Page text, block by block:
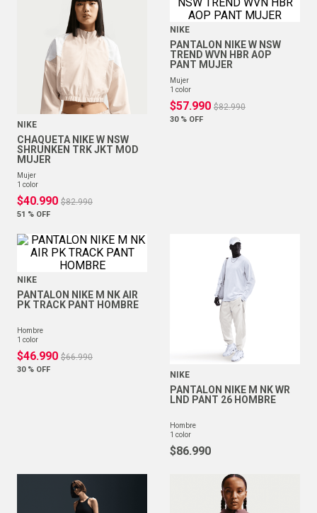
NIKE
CHAQUETA NIKE W NSW
SHRUNKEN TRK JKT MOD
MUJER
mujer
1 color
$40.990 $82.990
51 % OFF
NIKE
PANTALON NIKE W NSW
TREND WVN HBR AOP
PANT MUJER
mujer
1 color
$57.990 $82.990
30 % OFF
NIKE
PANTALON NIKE M NK AIR
PK TRACK PANT HOMBRE
hombre
1 color
$46.990 $66.990
30 % OFF
NIKE
PANTALON NIKE M NK WR
LND PANT 26 HOMBRE
hombre
1 color
$86.990